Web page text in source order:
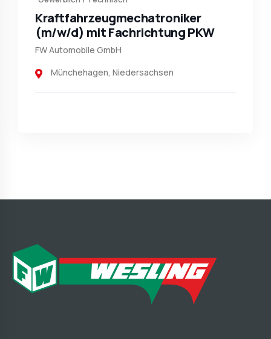
Kraftfahrzeug­mechatroniker
(m/w/d) mit Fachrichtung PKW
FW Automobile GmbH
Münchehagen, Niedersachsen